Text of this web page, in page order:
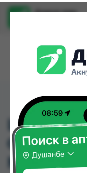
Доруи ман
LAVERA
ML